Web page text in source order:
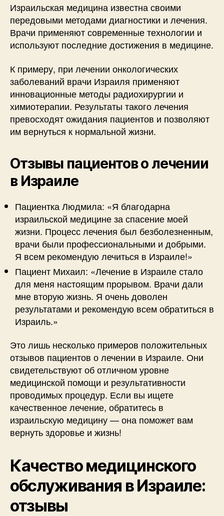
Израильская медицина известна своими
передовыми методами диагностики и лечения.
Врачи применяют современные технологии и
используют последние достижения в медицине.
К примеру, при лечении онкологических
заболеваний врачи Израиля применяют
инновационные методы радиохирургии и
химиотерапии. Результаты такого лечения
превосходят ожидания пациентов и позволяют
им вернуться к нормальной жизни.
Отзывы пациентов о лечении
в Израиле
Пациентка Людмила: «Я благодарна
израильской медицине за спасение моей
жизни. Процесс лечения был безболезненным,
врачи были профессиональными и добрыми.
Я всем рекомендую лечиться в Израиле!»
Пациент Михаил: «Лечение в Израиле стало
для меня настоящим прорывом. Врачи дали
мне вторую жизнь. Я очень доволен
результатами и рекомендую всем обратиться в
Израиль.»
Это лишь несколько примеров положительных
отзывов пациентов о лечении в Израиле. Они
свидетельствуют об отличном уровне
медицинской помощи и результативности
проводимых процедур. Если вы ищете
качественное лечение, обратитесь в
израильскую медицину — она поможет вам
вернуть здоровье и жизнь!
Качество медицинского
обслуживания в Израиле:
отзывы